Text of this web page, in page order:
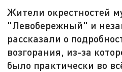
Жители окрестностей
"Левобережный" и
рассказали о
возгорания, из-за
было практически во